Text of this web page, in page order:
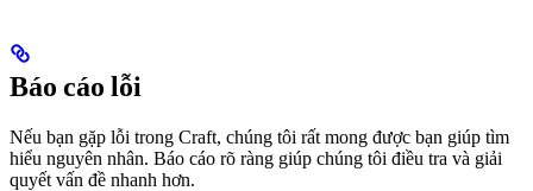
Báo cáo lỗi
Nếu bạn gặp lỗi trong Craft, chúng tôi rất mong được bạn giúp tìm
hiểu nguyên nhân. Báo cáo rõ ràng giúp chúng tôi điều tra và giải
quyết vấn đề nhanh hơn.